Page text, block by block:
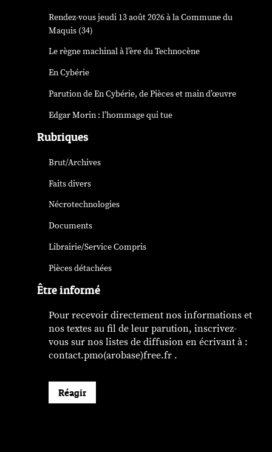
Rendez-vous jeudi 13 août 2026 à la Commune du
Maquis (34)
Le règne machinal à l’ère du Technocène
En Cybérie
Parution deEn Cybérie, de Pièces et main d’œuvre
Edgar Morin : l’hommage qui tue
Rubriques
Brut/Archives
Faits divers
Nécrotechnologies
Documents
Librairie/Service Compris
Pièces détachées
Être informé
Pour recevoir directement nos informations et
nos textes au fil de leur parution, inscrivez-
vous sur nos listes de diffusion en écrivant à :
contact.pmo(arobase)free.fr .
Réagir